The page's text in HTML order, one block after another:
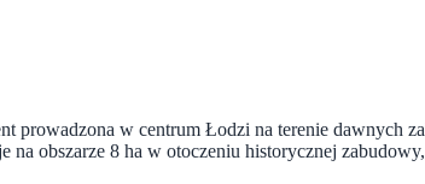
prowadzona w centrum Łodzi na terenie dawnych
na obszarze 8 ha w otoczeniu historycznej